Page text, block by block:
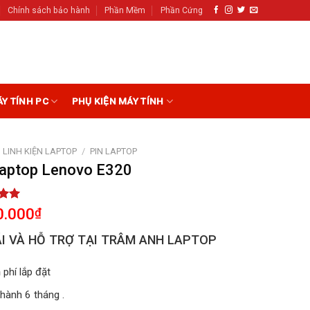
Chính sách bảo hành Phần Mềm Phần Cứng
TÍNH PC PHỤ KIỆN MÁY TÍNH
LINH KIỆN LAPTOP / PIN LAPTOP
Lenovo E320
₫
VÀ HỖ TRỢ TẠI TRÂM ANH LAPTOP
phí lắp đặt
6 tháng .